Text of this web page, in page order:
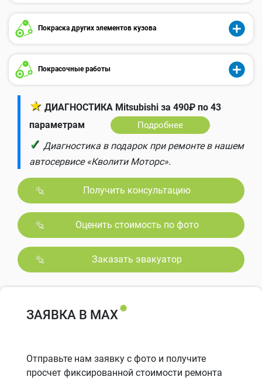
Покраска других элементов кузова
Покрасочные работы
★ ДИАГНОСТИКА Mitsubishi за 490₽ по 43
параметрам
Подробнее
✓ Диагностика в подарок при ремонте в нашем
автосервисе «Кволити Моторс».
Получить консультацию
Оценить стоимость по фото
Заказать эвакуатор
ЗАЯВКА В MAX
Отправьте нам заявку с фото и получите
просчет фиксированной стоимости ремонта